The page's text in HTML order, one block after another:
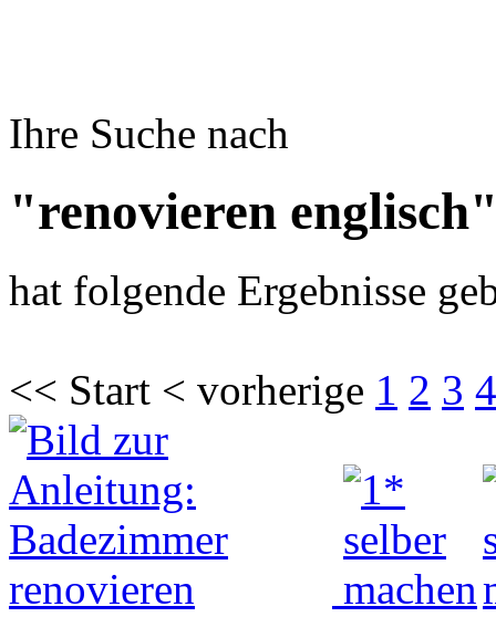
Ihre Suche nach
"renovieren
hat folgende Ergebnisse
<< Start < vorherige 1 2 3 4